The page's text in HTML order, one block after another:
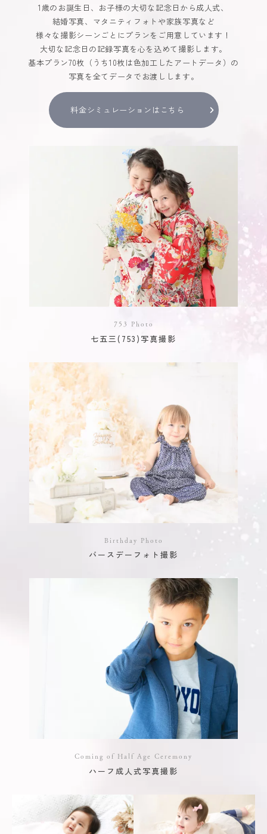
1歳のお誕生日、お子様の大切な記念日から成人式、
結婚写真、マタニティフォトや家族写真など
様々な撮影シーンごとにプランをご用意しています！
大切な記念日の記録写真を心を込めて撮影します。
基本プラン70枚（うち10枚は色加工したアートデータ）の
写真を全てデータでお渡しします。
料金シミュレーションはこちら
753 Photo
七五三(753)写真撮影
Birthday Photo
バースデーフォト撮影
Coming of Half Age Ceremony
ハーフ成人式写真撮影